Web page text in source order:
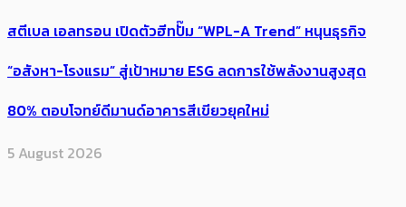
สตีเบล เอลทรอน เปิดตัวฮีทปั๊ม “WPL-A Trend” หนุนธุรกิจ
“อสังหา-โรงแรม” สู่เป้าหมาย ESG ลดการใช้พลังงานสูงสุด
80% ตอบโจทย์ดีมานด์อาคารสีเขียวยุคใหม่
5 August 2026